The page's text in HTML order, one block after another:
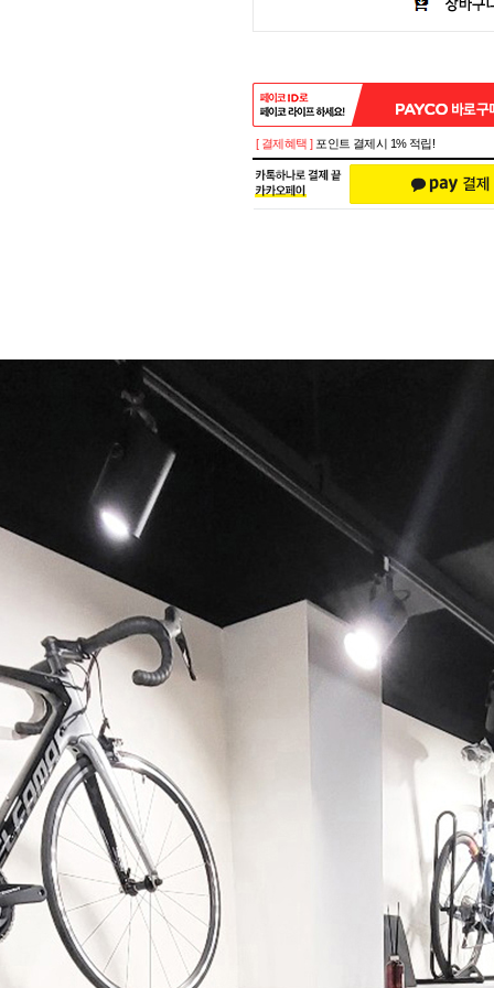
페이코 ID로 페이코 라이
[ 결제혜택 ] 포인트 결제시 1% 적립!